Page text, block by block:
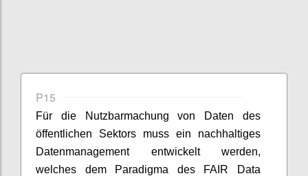
P15
Für die Nutzbarmachung von Daten des
öffentlichen Sektors muss ein nachhaltiges
Datenmanagement entwickelt werden,
welches dem Paradigma des FAIR Data